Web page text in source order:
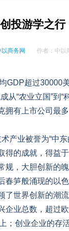
投游学之行
以商务网 作者： 中以
超过30000
“农业立国”到“
有上市公司最
产业被誉为“中
的成就，得益
，大胆创新的
春笋般涌现的以
世界创新的潮流
业总数，超过
；创业企业的存